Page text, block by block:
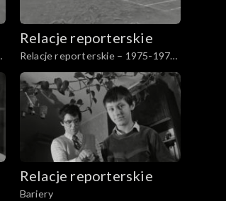
Relacje reporterskie
Relacje reporterskie – 1975-1976
r.
Relacje reporterskie
Bariery